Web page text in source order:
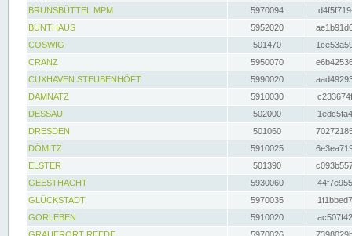
BRUNSBÜTTEL MPM
5970094
BUNTHAUS
5952020
COSWIG
501470
CRANZ
5950070
CUXHAVEN STEUBENHÖFT
5990020
DAMNATZ
5910030
DESSAU
502000
DRESDEN
501060
DÖMITZ
5910025
ELSTER
501390
GEESTHACHT
5930060
GLÜCKSTADT
5970035
GORLEBEN
5910020